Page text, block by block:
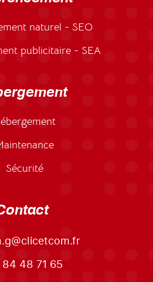
naturel - SEO
publicitaire - SEA
Sécurité
84 48 71 65